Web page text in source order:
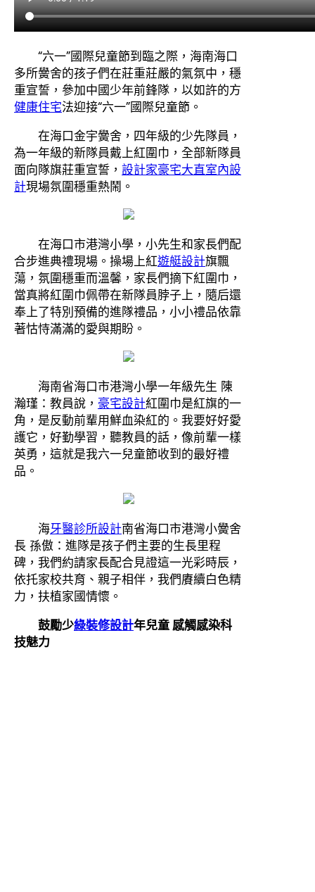
“六一”國際兒童節到臨之際，海南海口
多所黌舍的孩子們在莊重莊嚴的氣氛中，穩
重宣誓，參加中國少年前鋒隊，以如許的方
健康住宅法迎接“六一”國際兒童節。
在海口金宇黌舍，四年級的少先隊員，
為一年級的新隊員戴上紅圍巾，全部新隊員
面向隊旗莊重宣誓， 設計家豪宅大直室內設
計現場氛圍穩重熱鬧。
在海口市港灣小學，小先生和家長們配
合步進典禮現場。操場上紅遊艇設計旗飄
蕩，氛圍穩重而溫馨，家長們摘下紅圍巾，
當真將紅圍巾佩帶在新隊員脖子上，隨后還
奉上了特別預備的進隊禮品，小小禮品依靠
著怙恃滿滿的愛與期盼。
海南省海口市港灣小學一年級先生 陳
瀚瑾：教員說， 豪宅設計紅圍巾是紅旗的一
角，是反動前輩用鮮血染紅的。我要好好愛
護它，好勤學習，聽教員的話，像前輩一樣
英勇，這就是我六一兒童節收到的最好禮
品。
海牙醫診所設計南省海口市港灣小黌舍
長 孫傲：進隊是孩子們主要的生長里程
碑，我們約請家長配合見證這一光彩時辰，
依托家校共育、親子相伴，我們賡續白色精
力，扶植家國情懷。
鼓勵少綠裝修設計年兒童 感觸感染科
技魅力